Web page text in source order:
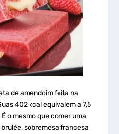
de amendoim feita na
402 kcal equivalem a 7,5
o mesmo que comer uma
sobremesa francesa